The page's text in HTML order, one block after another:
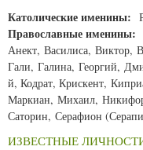
Католические именины:
Православные именины:
Анект, Василиса, Виктор,
Гали, Галина, Георгий,
й, Кодрат, Крискент,
Маркиан, Михаил,
Саторин, Серафион
ИЗВЕСТНЫЕ